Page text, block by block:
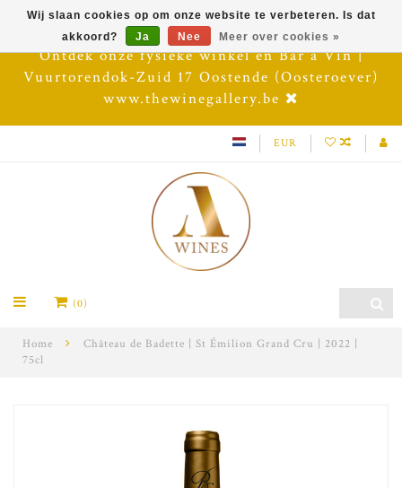
Ontdek onze fysieke winkel en Bar à Vin |
Vuurtorendok-Zuid 17 Oostende (Oosteroever)
www.thewinegallery.be
EUR
(0)
Home
Château de Badette | St Émilion Grand Cru | 2022 |
75cl
Wij slaan cookies op om onze website te verbeteren. Is dat
akkoord?
Ja Nee Meer over cookies »